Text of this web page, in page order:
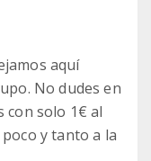
aquí
No dudes en
con solo 1€ al
y tanto a la